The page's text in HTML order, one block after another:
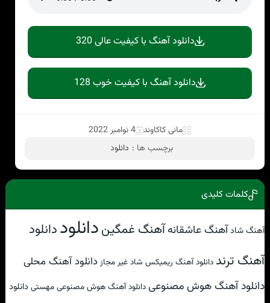
دانلود آهنگ با کیفیت عالی 320
دانلود آهنگ با کیفیت خوب 128
مانی کاکاوند 4 نوامبر 2022
برچسب ها : دانلود
کلمات کلیدی
آهنگ شادآهنگ عاشقانهآهنگ غمگیندانلوددانلود
آهنگ ترند دانلود آهنگ ریمیکس شاد غیر مجازدانلود آهنگ محلی
دانلود آهنگ هوش مصنوعیدانلود آهنگ هوش مصنوعی مهستیدانلود